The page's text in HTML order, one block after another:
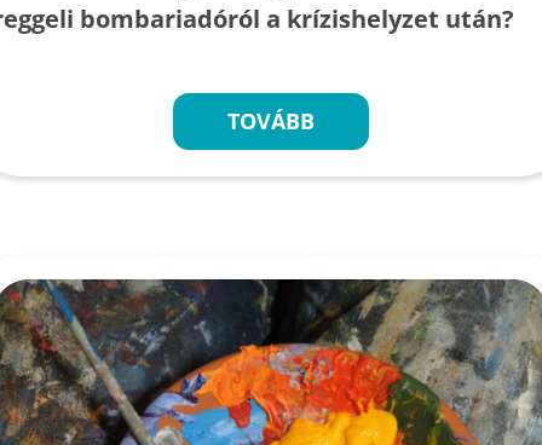
bombariadóról a krízishelyzet után?
TOVÁBB